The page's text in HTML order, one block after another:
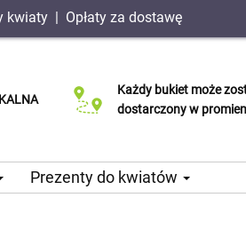
kwiaty | Opłaty za dostawę
Każdy bukiet może
dostarczony w
Usługa Click & Collect
Prezenty do kwiatów